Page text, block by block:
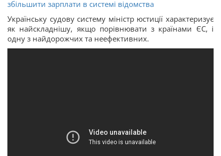
збільшити зарплати в системі відомства
Українську судову систему міністр юстиції характеризує
як найскладнішу, якщо порівнювати з країнами ЄС, і
одну з найдорожчих та неефективних.